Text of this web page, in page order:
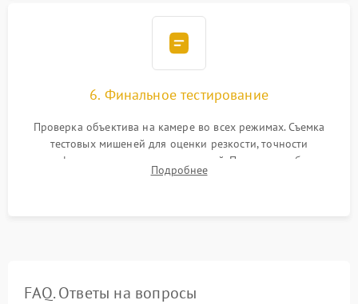
6. Финальное тестирование
Проверка объектива на камере во всех режимах. Съемка
тестовых мишеней для оценки резкости, точности
автофокуса и отсутствия искажений. Проверка работы
диафрагмы на закрытых значениях и тестирование
Подробнее
FAQ. Ответы на вопросы